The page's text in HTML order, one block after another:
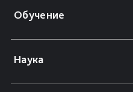
Обучение
Наука